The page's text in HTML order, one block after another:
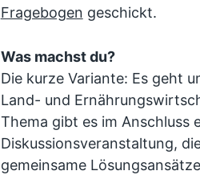
Fragebogen geschickt.
Was machst du?
Die kurze Variante: Es geht
Land- und
Thema gibt es im Anschluss
Diskussionsveranstaltung,
gemeinsame